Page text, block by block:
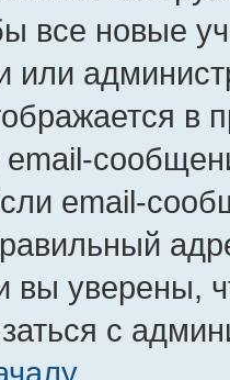
все новые
или
в
email-
вы уверены,
с